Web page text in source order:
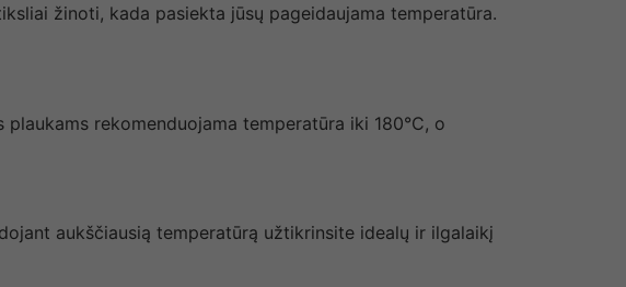
žinoti, kada pasiekta jūsų pageidaujama temperatūra.
rekomenduojama temperatūra iki 180°C, o
aukščiausią temperatūrą užtikrinsite idealų ir ilgalaikį